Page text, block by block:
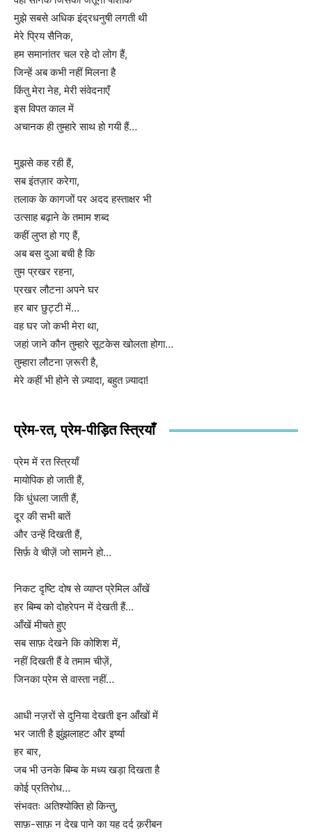
मुझे सबसे अधिक इंद्रधनुषी लगती थी
मेरे प्रिय सैनिक,
हम समानांतर चल रहे दो लोग हैं,
जिन्हें अब कभी नहीं मिलना है
किंतु मेरा नेह, मेरी संवेदनाएँ
इस विपत काल में
अचानक ही तुम्हारे साथ हो गयी हैं…
मुझसे कह रही हैं,
सब इंतज़ार करेगा,
तलाक के कागजों पर अदद हस्ताक्षर भी
उत्साह बढ़ाने के तमाम शब्द
कहीं लुप्त हो गए हैं,
अब बस दुआ बची है कि
तुम प्रखर रहना,
प्रखर लौटना अपने घर
हर बार छुट्टी में…
वह घर जो कभी मेरा था,
जहां जाने कौन तुम्हारे सूटकेस खोलता होगा…
तुम्हारा लौटना ज़रूरी है,
मेरे कहीं भी होने से ज़्यादा, बहुत ज़्यादा!
प्रेम-रत, प्रेम-पीड़ित स्त्रियाँ
प्रेम में रत स्त्रियाँ
मायोपिक हो जाती हैं,
कि धुंधला जाती हैं,
दूर की सभी बातें
और उन्हें दिखती हैं,
सिर्फ़ वे चीज़ें जो सामने हो…
निकट दृष्टि दोष से व्याप्त प्रेमिल आँखें
हर बिम्ब को दोहरेपन में देखती हैं…
आँखें मीचते हुए
सब साफ़ देखने कि कोशिश में,
नहीं दिखती हैं वे तमाम चीज़ें,
जिनका प्रेम से वास्ता नहीं…
आधी नज़रों से दुनिया देखती इन आँखों में
भर जाती है झुंझलाहट और इर्ष्या
हर बार,
जब भी उनके बिम्ब के मध्य खड़ा दिखता है
कोई प्रतिरोध…
संभवतः अतिश्योक्ति हो किन्तु,
साफ़-साफ़ न देख पाने का यह दर्द क़रीबन